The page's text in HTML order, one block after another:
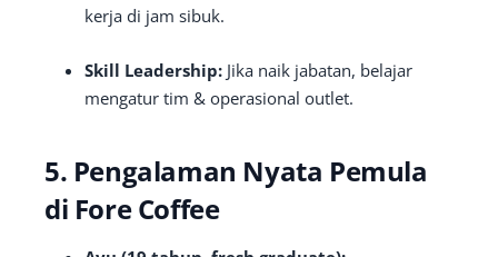
kerja di jam sibuk.
Skill Leadership: Jika naik jabatan, belajar
mengatur tim & operasional outlet.
5. Pengalaman Nyata Pemula
di Fore Coffee